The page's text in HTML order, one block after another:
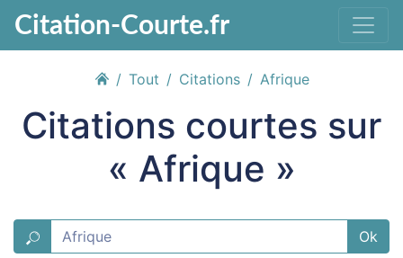
Citation-Courte.fr
Tout Citations Afrique
Citations courtes sur
« Afrique »
Ok